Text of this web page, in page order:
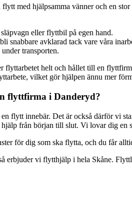
med hjälpsamma vänner och en
eller flyttbil på egen hand.
snabbare avklarad tack vare våra
transporten.
flyttarbetet helt och hållet till en
vilket gör hjälpen ännu mer
flyttfirma i Danderyd?
flytt innebär. Det är också därför vi
från början till slut. Vi lovar dig en
för dig som ska flytta, och du får
erbjuder vi flytthjälp i hela Skåne.